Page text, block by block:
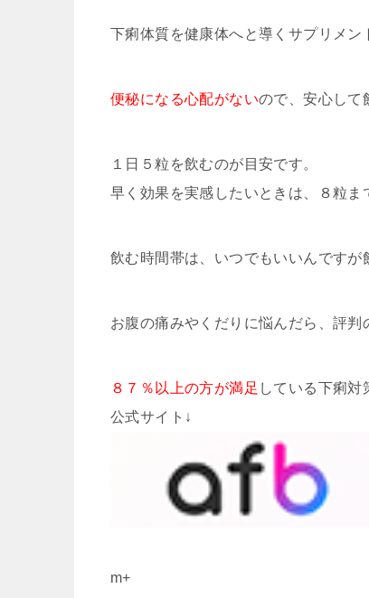
下痢体質を健康体へと導くサプリメン
便秘になる心配がないので、安心して
１日５粒を飲むのが目安です。
早く効果を実感したいときは、８粒ま
飲む時間帯は、いつでもいいんですが
お腹の痛みやくだりに悩んだら、評判
８７％以上の方が満足 している下痢対
公式サイト↓
m+